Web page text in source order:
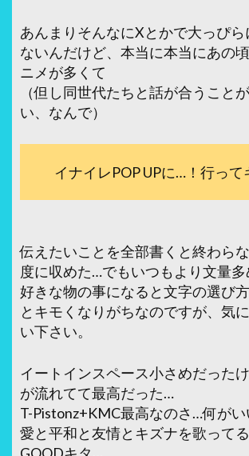
あんまりそんなにXとかで大っぴ
ないんだけど、本当に本当にあの
ニメが多くて
（但し同世代たちと話が合うこと
い、なんで）
イナイレPOP UPに…！行って
伝えたいことを全部書くと終わら
度に収めた…でもいつもより文量
好きな物の事になると文字の選び
とキモくなりがちなのですが、気
い下さい。
イートインスペース小さめだった
が流れてて最高だった…
T-Pistonz+KMC最高なのさ…何がい
愛と平和と友情とキズナを歌って